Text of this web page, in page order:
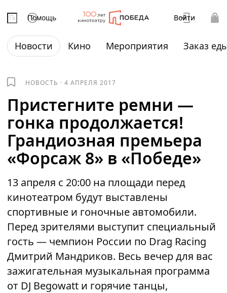
Помощь Войти
Новости Кино Мероприятия Заказ
НОВОСТЬ ·4 АПРЕЛЯ 2017
Пристегните ремни —
гонка продолжается!
Грандиозная премьера
«Форсаж 8» в «Победе»
13 апреля с 20:00 на площади перед
кинотеатром будут выставлены
спортивные и гоночные автомобили.
Перед зрителями выступит специальный
гость — чемпион России по Drag Racing
Дмитрий Мандриков. Весь вечер для вас
зажигательная музыкальная программа
от DJ Begowatt и горячие танцы,